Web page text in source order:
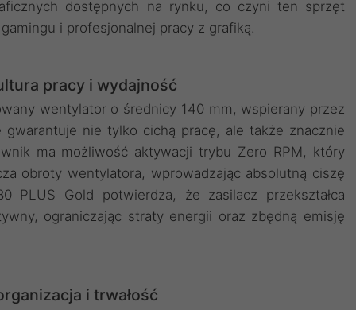
dostępnych na rynku, co czyni ten sprzęt
i profesjonalnej pracy z grafiką.
pracy i wydajność
wentylator o średnicy 140 mm, wspierany przez
gwarantuje nie tylko cichą pracę, ale także znacznie
ma możliwość aktywacji trybu Zero RPM, który
obroty wentylatora, wprowadzając absolutną ciszę
PLUS Gold potwierdza, że zasilacz przekształca
ograniczając straty energii oraz zbędną emisję
i trwałość